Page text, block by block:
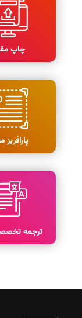
چاپ
پارافریز
ترجمه